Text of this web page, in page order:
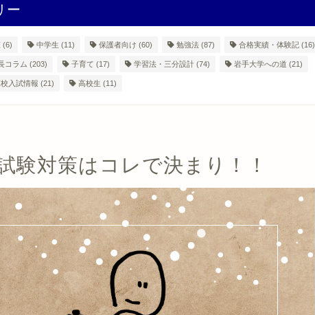
ー
(6) 中学生 (11) 保護者向け (60) 勉強法 (87) 合格実績・体験記 (16)
コラム (203) 子育て (17) 学習法・三分設計 (74) 岩手大学への道 (21)
入試情報 (21) 高校生 (11)
験対策はコレで決まり！！